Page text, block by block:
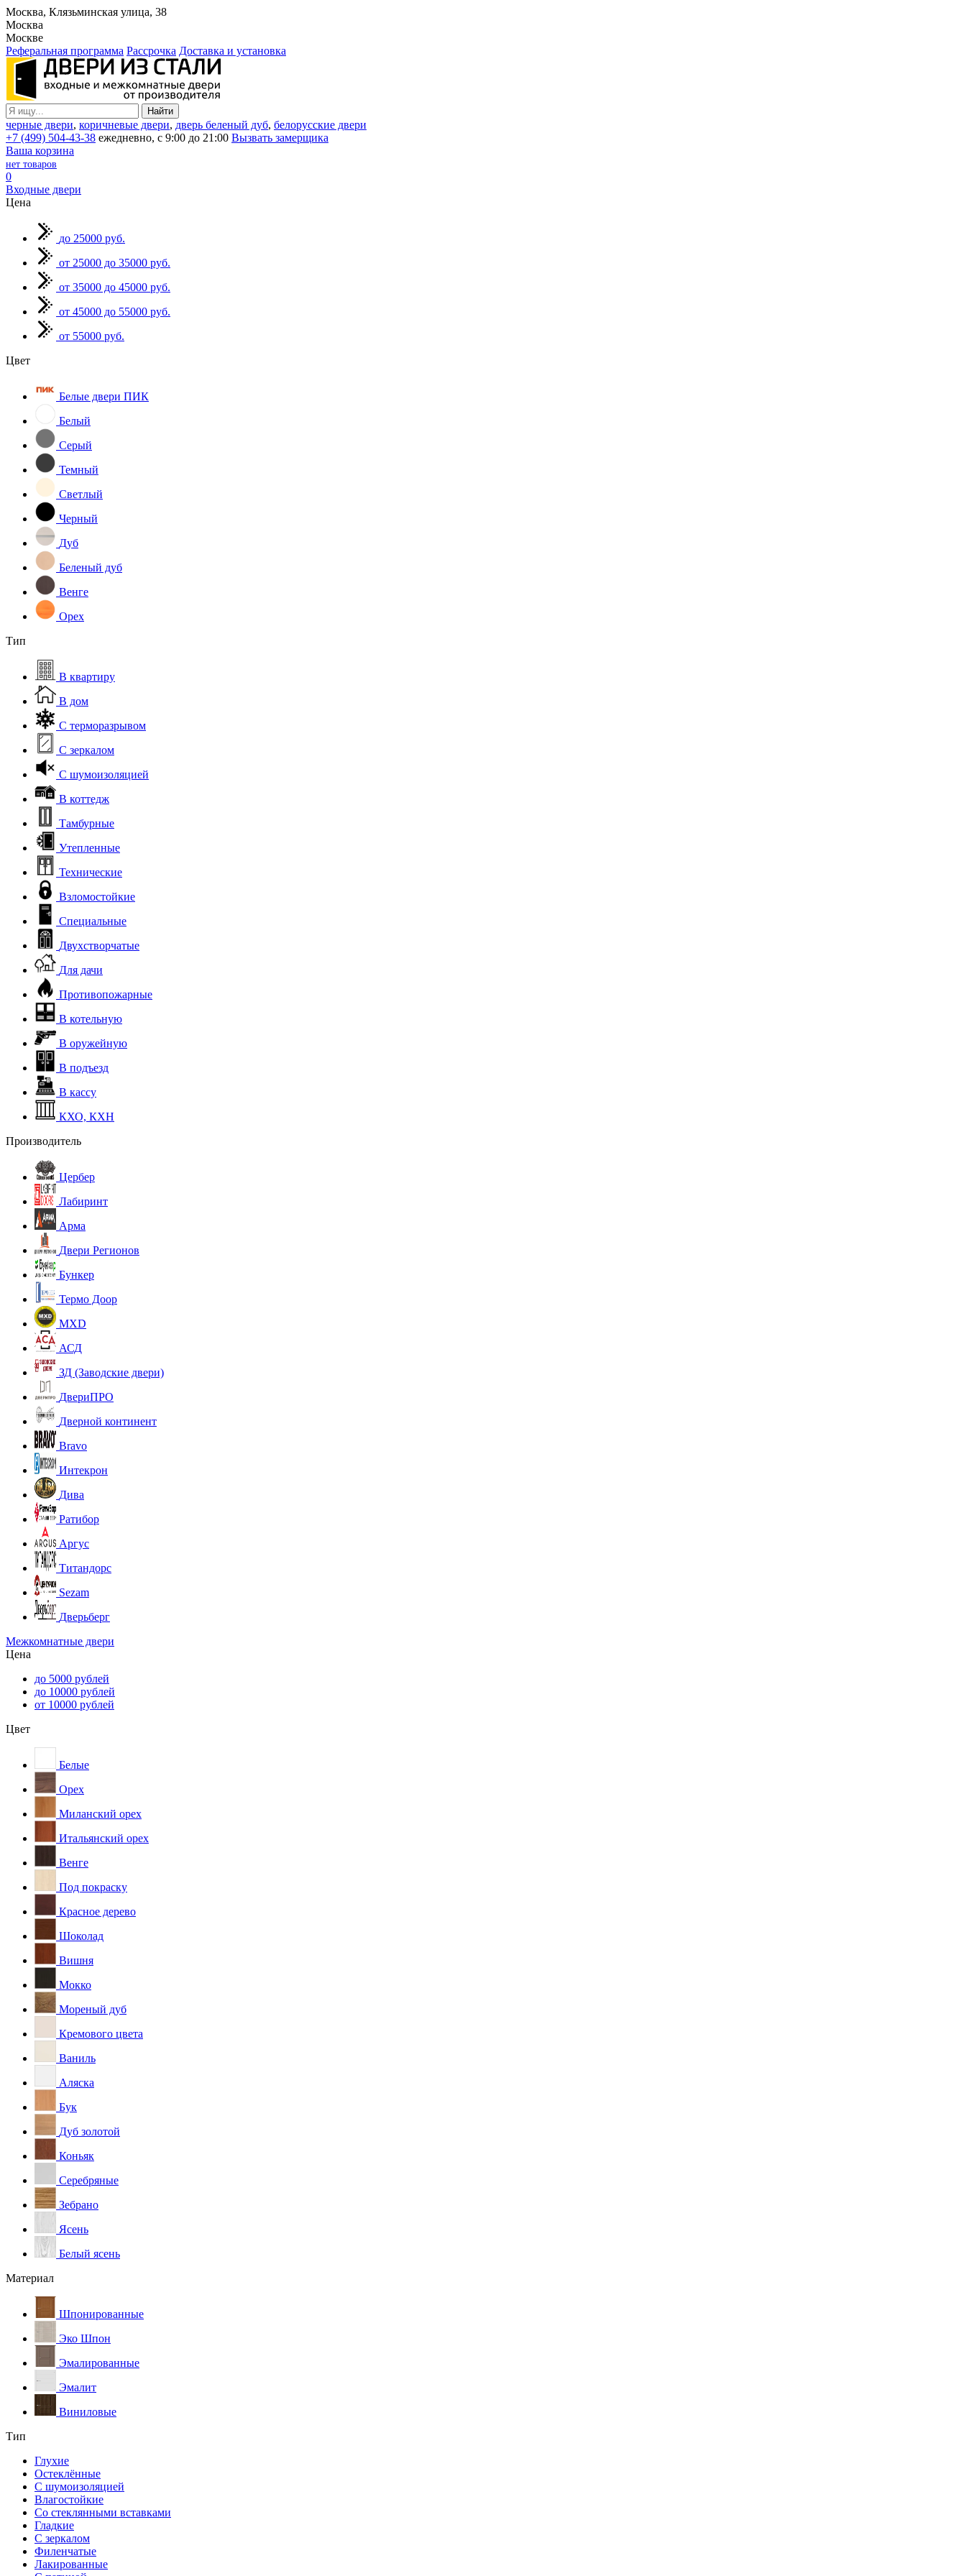
Москва, Клязьминская улица, 38
Москва
Москве
Реферальная программа Рассрочка Доставка и установка
черные двери, коричневые двери, дверь беленый дуб, белорусские двери
+7 (499) 504-43-38 ежедневно, с 9:00 до 21:00 Вызвать замерщика
Ваша корзина
нет товаров
0
Входные двери
Цена
до 25000 руб.
от 25000 до 35000 руб.
от 35000 до 45000 руб.
от 45000 до 55000 руб.
от 55000 руб.
Цвет
Белые двери ПИК
Белый
Серый
Темный
Светлый
Черный
Дуб
Беленый дуб
Венге
Орех
Тип
В квартиру
В дом
С терморазрывом
С зеркалом
С шумоизоляцией
В коттедж
Тамбурные
Утепленные
Технические
Взломостойкие
Специальные
Двухстворчатые
Для дачи
Противопожарные
В котельную
В оружейную
В подъезд
В кассу
КХО, КХН
Производитель
Цербер
Лабиринт
Арма
Двери Регионов
Бункер
Термо Доор
MXD
АСД
ЗД (Заводские двери)
ДвериПРО
Дверной континент
Bravo
Интекрон
Дива
Ратибор
Аргус
Титандорс
Sezam
Дверьберг
Межкомнатные двери
Цена
до 5000 рублей
до 10000 рублей
от 10000 рублей
Цвет
Белые
Орех
Миланский орех
Итальянский орех
Венге
Под покраску
Красное дерево
Шоколад
Вишня
Мокко
Мореный дуб
Кремового цвета
Ваниль
Аляска
Бук
Дуб золотой
Коньяк
Серебряные
Зебрано
Ясень
Белый ясень
Материал
Шпонированные
Эко Шпон
Эмалированные
Эмалит
Виниловые
Тип
Глухие
Остеклённые
С шумоизоляцией
Влагостойкие
Со стеклянными вставками
Гладкие
С зеркалом
Филенчатые
Лакированные